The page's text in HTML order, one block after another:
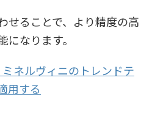
せることで、より精度の高
なります。
ミネルヴィニのトレンドテ
用する